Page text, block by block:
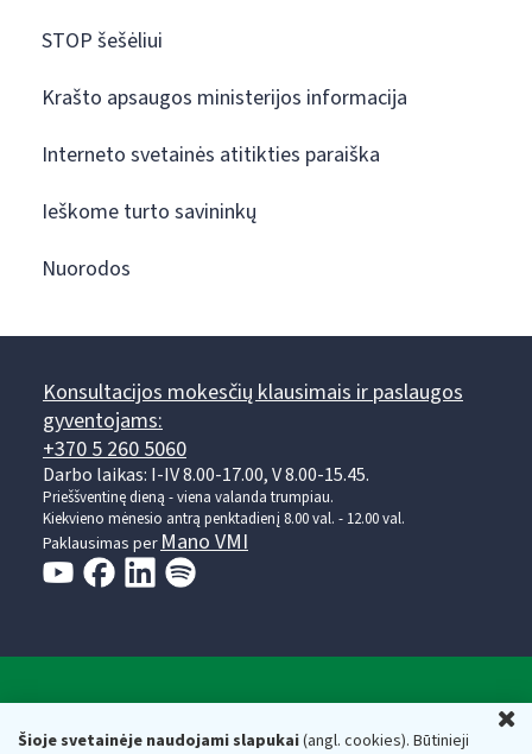
Šioje svetainėje naudojami slapukai(angl. cookies). Būtinieji
STOP šešėliui
Krašto apsaugos ministerijos informacija
Interneto svetainės atitikties paraiška
Ieškome turto savininkų
Nuorodos
Konsultacijos mokesčių klausimais ir paslaugos
gyventojams:
+370 5 260 5060
Darbo laikas: I-IV 8.00-17.00, V 8.00-15.45.
Prieššventinę dieną - viena valanda trumpiau.
Kiekvieno mėnesio antrą penktadienį 8.00 val. - 12.00 val.
Paklausimas perMano VMI
Valstybinė mokesčių inspekcija prie Lietuvos
Respublikos finansų ministerijos